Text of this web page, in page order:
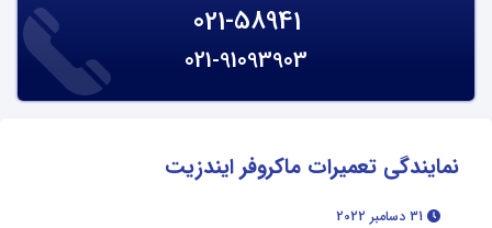
021-58941
021-91093903
نمایندگی تعمیرات ماکروفر ایندزیت